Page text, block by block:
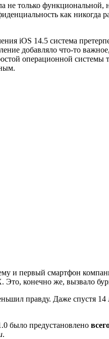
не только
как
iOS 14.5 система
добавляло что-то
операционной
и первый смартфон
конечно же, вызвало
правду. Даже спустя
было предустановлено
.